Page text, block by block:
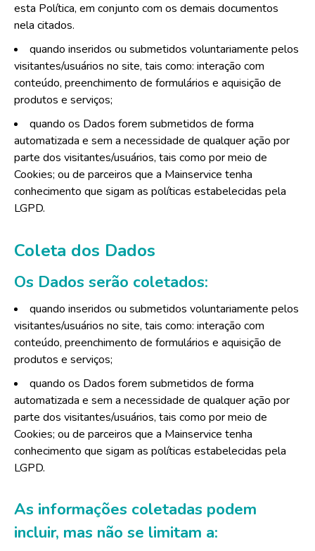
esta Política, em conjunto com os demais documentos
nela citados.
quando inseridos ou submetidos voluntariamente pelos
visitantes/usuários no site, tais como: interação com
conteúdo, preenchimento de formulários e aquisição de
produtos e serviços;
quando os Dados forem submetidos de forma
automatizada e sem a necessidade de qualquer ação por
parte dos visitantes/usuários, tais como por meio de
Cookies; ou de parceiros que a Mainservice tenha
conhecimento que sigam as políticas estabelecidas pela
LGPD.
Coleta dos Dados
Os Dados serão coletados:
quando inseridos ou submetidos voluntariamente pelos
visitantes/usuários no site, tais como: interação com
conteúdo, preenchimento de formulários e aquisição de
produtos e serviços;
quando os Dados forem submetidos de forma
automatizada e sem a necessidade de qualquer ação por
parte dos visitantes/usuários, tais como por meio de
Cookies; ou de parceiros que a Mainservice tenha
conhecimento que sigam as políticas estabelecidas pela
LGPD.
As informações coletadas podem
incluir, mas não se limitam a: